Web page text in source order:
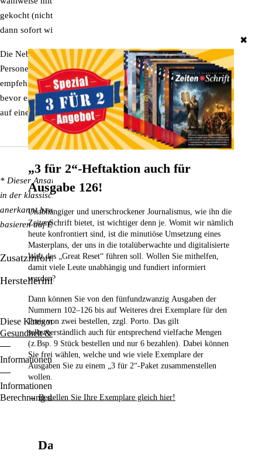
gekocht (nicht über 180° Celsius erhitzen) werden. Das bion-pad ist
dann sofort wieder einsatzbereit.
Die Nebenwirkungen.
Personen, die allergisch auf Silikon oder Naturgummi reagieren,
empfehlen wir, das bion-pad in ein leichtes Baumwolltuch zu wickeln,
bevor es aufgelegt wird. Nicht direkt auf offene Wunden legen, jedoch
auf einen Verband.
* Dieser Ansatz ist dem Bereich Alternativ-Medizin zuzuordnen und ist
in der klassischen Schulmedizin bisher wissenschaftlich nicht
anerkannt bzw. gilt dort als nicht bewiesen. DieerwähntenEffekte
basieren auf Erfahrungsberichten einzelner Ärzte und Patienten.
Zusatzinformationen/Details
Herstellerinformationen
Diese Kategorien durchstöbern:Bion-Pads Body
Gesundheit & Wellness
Informationen zu den Zahlungsoptionen finden Siehier
Informationen für den Standardversand, zur Lieferung und zur
Berechnung der Lieferfrist finden Siehier.
Das könnte Sie auch interessieren
✖
„3 für 2“-Heftaktion auch für
Ausgabe 126!
Unabhängiger und unerschrockener Journalismus, wie ihn die
ZeitenSchrift bietet, ist wichtiger denn je. Womit wir nämlich
heute konfrontiert sind, ist die minutiöse Umsetzung eines
Masterplans, der uns in die totalüberwachte und digitalisierte
Welt des „Great Reset“ führen soll. Wollen Sie mithelfen,
damit viele Leute unabhängig und fundiert informiert
werden?
Dann können Sie von den fünfundzwanzig Ausgaben der
Nummern 102–126 bis auf Weiteres drei Exemplare für den
Preis von zwei bestellen, zzgl. Porto. Das gilt
selbstverständlich auch für entsprechend vielfache Mengen
(z.Bsp. 9 Stück bestellen und nur 6 bezahlen). Dabei können
Sie frei wählen, welche und wie viele Exemplare der
Ausgaben Sie zu einem „3 für 2“-Paket zusammenstellen
wollen.
→Bestellen Sie Ihre Exemplare gleich hier!